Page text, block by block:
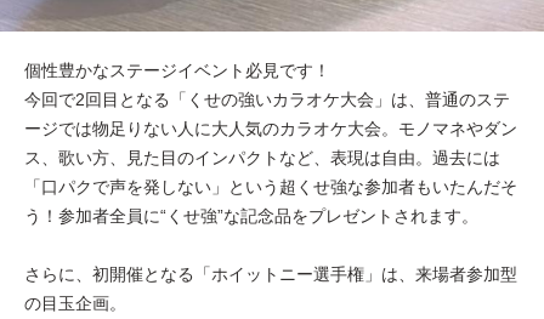
個性豊かなステージイベント必見です！
今回で2回目となる「くせの強いカラオケ大会」は、普通のステ
ージでは物足りない人に大人気のカラオケ大会。モノマネやダン
ス、歌い方、見た目のインパクトなど、表現は自由。過去には
「口パクで声を発しない」という超くせ強な参加者もいたんだそ
う！参加者全員に“くせ強”な記念品をプレゼントされます。
さらに、初開催となる「ホイットニー選手権」は、来場者参加型
の目玉企画。